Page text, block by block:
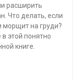
расширить
Что делать, если
морщит на груди?
этой понятно
книге.